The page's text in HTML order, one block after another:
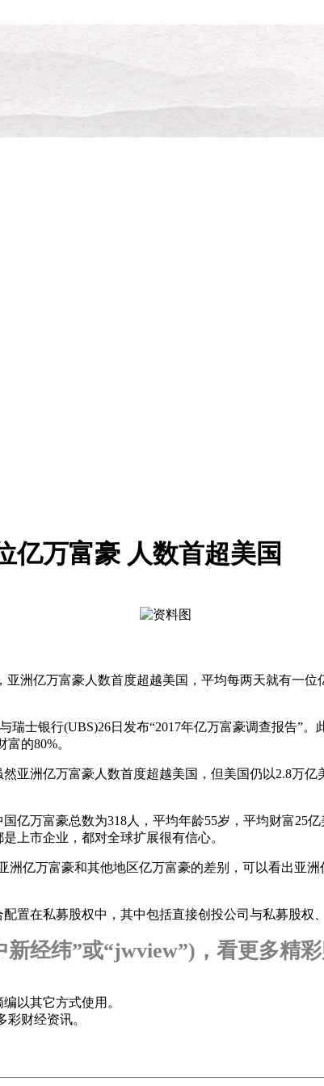
亿万富豪 人数首超美国
亿万富豪人数首度超越美国，平均每两天就有一位
银行(UBS)26日发布“2017年亿万富豪调查报告”。
的80%。
洲亿万富豪人数首度超越美国，但美国仍以2.8万
万富豪总数为318人，平均年龄55岁，平均财富25
上市企业，都对全球扩展很有信心。
万富豪和其他地区亿万富豪的差别，可以看出亚
在私募股权中，其中包括直接创投公司与私募股权
经纬”或“jwview”)，看更多精彩
以其它方式使用。
财经资讯。